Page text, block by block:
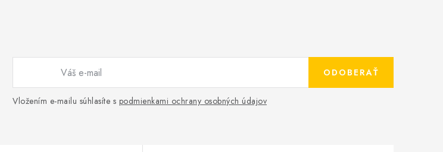
Vložením e-mailu súhlasíte s podmienkami ochrany osobných údajov
ODOBERAŤ